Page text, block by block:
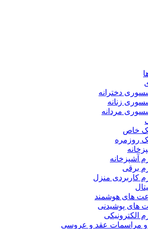
دخترانه
زنانه
مردانه
خاص
روزمره
آشپزخانه
برقی
کاربردی منزل
های هوشمند
های پوشیدنی
الکترونیکی
و مراسمات عقد و عروسی